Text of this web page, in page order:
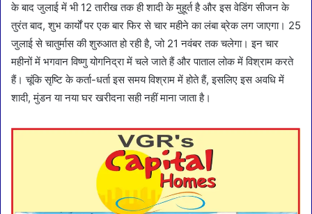
के बाद जुलाई में भी 12 तारीख तक ही शादी के मुहूर्त है और इस वेडिंग सीजन के
तुरंत बाद, शुभ कार्यों पर एक बार फिर से चार महीने का लंबा ब्रेक लग जाएगा। 25
जुलाई से चातुर्मास की शुरुआत हो रही है, जो 21 नवंबर तक चलेगा। इन चार
महीनों में भगवान विष्णु योगनिद्रा में चले जाते हैं और पाताल लोक में विश्राम करते
हैं। चूंकि सृष्टि के कर्ता-धर्ता इस समय विश्राम में होते हैं, इसलिए इस अवधि में
शादी, मुंडन या नया घर खरीदना सही नहीं माना जाता है।